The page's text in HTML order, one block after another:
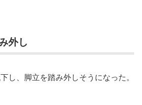
外し
し、脚立を踏み外しそうになった。